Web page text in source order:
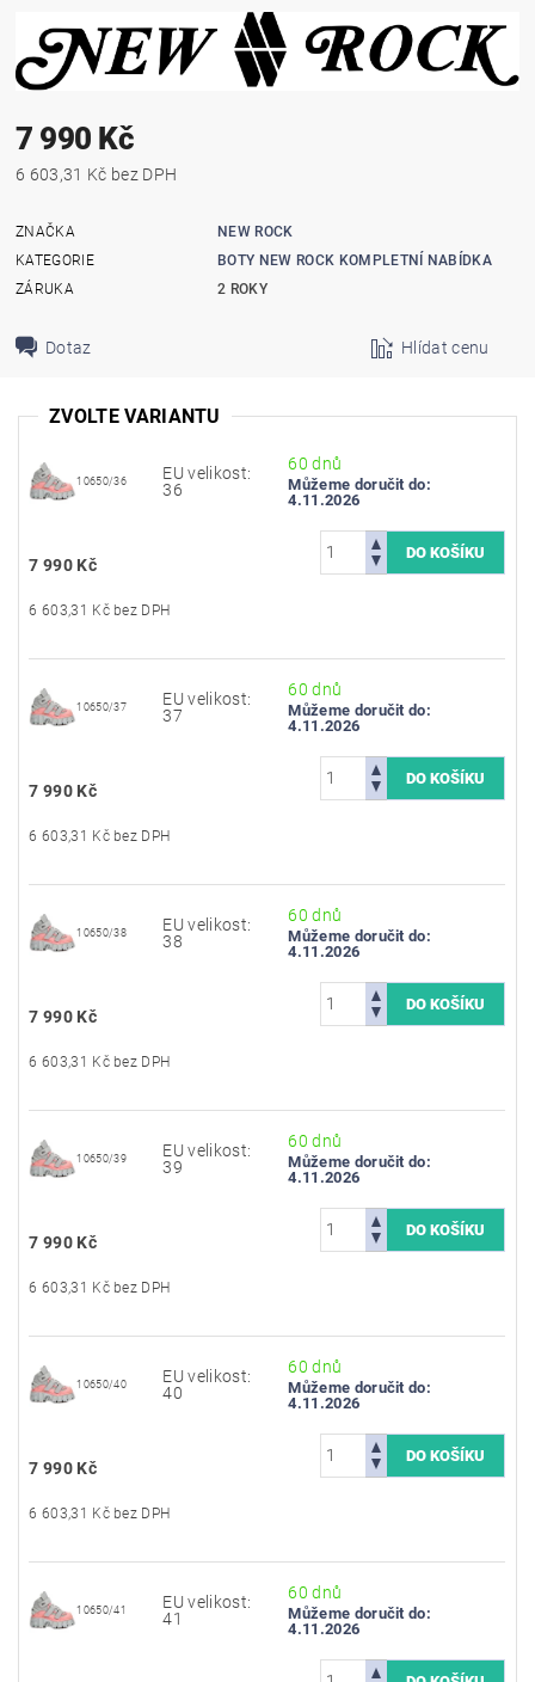
7 990 Kč
6 603,31 Kč bez DPH
ZNAČKA
NEW ROCK
KATEGORIE
BOTY NEW ROCK KOMPLETNÍ NABÍDKA
ZÁRUKA
2 ROKY
Dotaz Hlídat cenu
ZVOLTE VARIANTU
10650/36
EU velikost:
36
60 dnů
Můžeme doručit do:
4.11.2026
7 990 Kč
6 603,31 Kč bez DPH
10650/37
EU velikost:
37
60 dnů
Můžeme doručit do:
4.11.2026
7 990 Kč
6 603,31 Kč bez DPH
10650/38
EU velikost:
38
60 dnů
Můžeme doručit do:
4.11.2026
7 990 Kč
6 603,31 Kč bez DPH
10650/39
EU velikost:
39
60 dnů
Můžeme doručit do:
4.11.2026
7 990 Kč
6 603,31 Kč bez DPH
10650/40
EU velikost:
40
60 dnů
Můžeme doručit do:
4.11.2026
7 990 Kč
6 603,31 Kč bez DPH
10650/41
EU velikost:
41
60 dnů
Můžeme doručit do:
4.11.2026